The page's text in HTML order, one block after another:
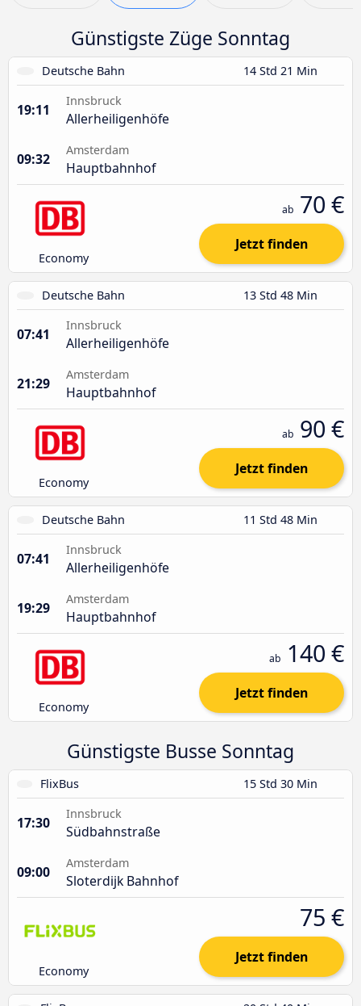
Günstigste Züge Sonntag
Deutsche Bahn 14 Std 21 Min
19:11
Innsbruck
Allerheiligenhöfe
09:32
Amsterdam
Hauptbahnhof
Economy
ab 70 €
Jetzt finden
Deutsche Bahn 13 Std 48 Min
07:41
Innsbruck
Allerheiligenhöfe
21:29
Amsterdam
Hauptbahnhof
Economy
ab 90 €
Jetzt finden
Deutsche Bahn 11 Std 48 Min
07:41
Innsbruck
Allerheiligenhöfe
19:29
Amsterdam
Hauptbahnhof
Economy
ab 140 €
Jetzt finden
Günstigste Busse Sonntag
FlixBus 15 Std 30 Min
17:30
Innsbruck
Südbahnstraße
09:00
Amsterdam
Sloterdijk Bahnhof
Economy
75 €
Jetzt finden